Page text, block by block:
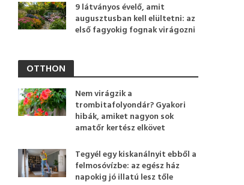
9 látványos évelő, amit
augusztusban kell elültetni: az
első fagyokig fognak virágozni
OTTHON
Nem virágzik a
trombitafolyondár? Gyakori
hibák, amiket nagyon sok
amatőr kertész elkövet
Tegyél egy kiskanálnyit ebből a
felmosóvízbe: az egész ház
napokig jó illatú lesz tőle